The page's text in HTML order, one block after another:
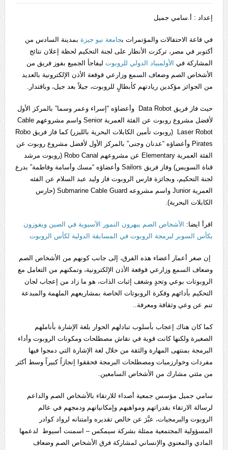
إعداد : أ.سامي جميل
في قاعة الاحتفالات والمؤتمرات بجامعة نيو جيزة بمدينة السادس من
أكتوبر في مصر، تركزت الأنظار على لجنة التحكيم لحظة إعلان نتائج
المشاركة في الأولمبياد الدولي للروبوتليفاجأ الجميع بفوز فريق من
الأشخاص الصم وضعاف السمع وزارعي قوقعة الأذن الإلكترونية بالعديد
من الجوائز مؤكدين ريادتهم كأبطالٍ للروبوت، جيلاً بعد جيل، وباقتدار.
حيث فاز فريق Data Robot وأعضاؤه “إسراء وعمر وسما” بالمركز الأول
لأفضل مشروع روبوت عن الفئة العمرية Senior واسم مشروعهم Cable
Laser Robot (روبوت تأمين الكابلات البحرية بالليزر) كما فاز فريق Robo
Pirates وأعضاؤه “عدنان وجنى” بالمركز الأول لأفضل مشروع روبوت عن
الفئة العمرية Elementary عن مشروعهم Robo Canal (روبوت مرشد
قناة السويس) وفاز فريق Sailors وأعضاؤه “مسك وأسامة وفاطمة” بدرع
لجنة التحكيم، وبجائزة فارس الروبوت فاز وليد عبد السلام عن الفئه
العمرية Junior واسم مشروعه Submarine Cable Guard (حارس
الكابلات البحرية).
اقرأ ايضا:
الأشخاص الصم يبهرون النمور الآسيوية في الصين ويفوزون
بكأس السوبر لبرمجة الروبوت في المسابقة الدولية لكأس الروبوت
إن صغر أعمار أعضاء هذه الفرق، إلى جانب كونهم من الأشخاص الصم
وضعاف السمع وزارعي قوقعة الأذن الإلكترونية، وتمكنهم من التعامل مع
الروبوتات بوعي وتحدٍ وشغف إثبات الذات، هو ما زاد من إعجاب لجان
التحكيم بأدائهم وفكرة الروبوتات الخاصة بمشاريعهم الملهمة والمبدعة
تنم عن وعي وثقافة ومعرفة..
كما كان هناك إعجاب بأسلوب تبادلهم الحوار بلغة الإشارة بأناملهم
الصغيرة ولكنها كانت قوية في نقاش مصطلحات ومكونات الروبوت وأداء
البرمجة بمنتهى المهارة والثقة من خلال لغة الإشارة التي دمجوا فيها
مفردات وخوارزميات ومصطلحات البرمجة فحققوا إنجازاً كبيراً وسط أكثر
من مئتي مشارك من الأشخاص السامعين.
سامي جميل مؤسس جمعية أصداء للارتقاء بالأشخاص الصم والداعم
لرسالة الارتقاء بقدراتهم ومواهبهم وإمكانياتهم ودمجهم في عالم
الروبوت والبرمجيات، عبَّرَ عن خالص تقديره وامتنانه لرواد كوادر
المسؤولية المجتمعية ممثلة بشركة سيمكس – اسمنت أسيوط لدعمها
المادي والمعنوي والإنساني لمشاركة فرق الأشخاص الصم وضعاف